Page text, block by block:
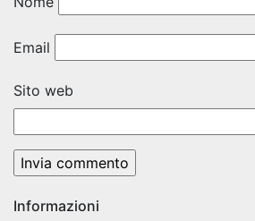
Email
Sito web
Informazioni